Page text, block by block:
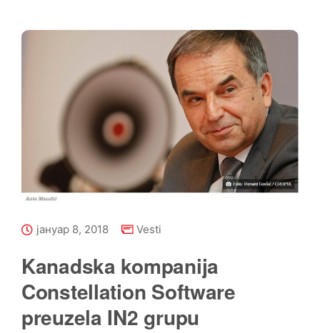
јануар 8, 2018 Vesti
Kanadska kompanija
Constellation Software
preuzela IN2 grupu